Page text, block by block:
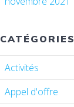
CATÉGORIES
Activités
Appel d'offre